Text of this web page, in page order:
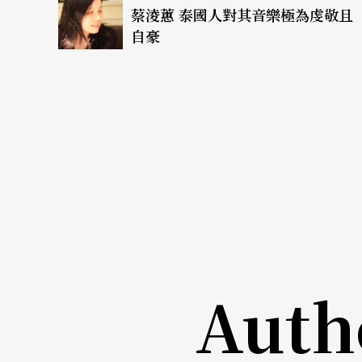
佛像。這座寺廟反映了泰國文化——融合又大膽
Q：如果用一個關鍵字來描述你所知的泰國當代
蔡淩蕙 泰國人對其音樂極為虔敬且
自豪